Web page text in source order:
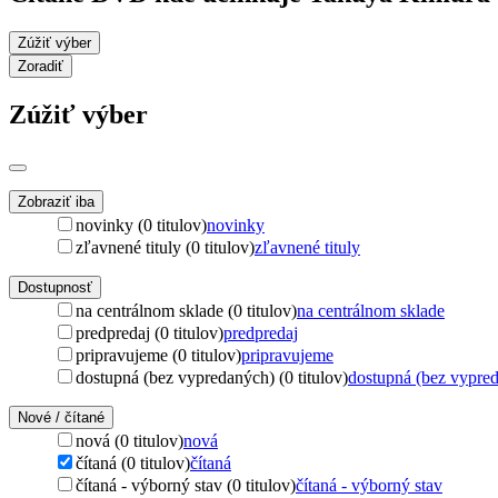
Zúžiť výber
Zoradiť
Zúžiť výber
Zobraziť iba
novinky (0 titulov)novinky
zľavnené tituly (0 titulov)zľavnené tituly
Dostupnosť
na centrálnom sklade (0 titulov)na centrálnom sklade
predpredaj (0 titulov)predpredaj
pripravujeme (0 titulov)pripravujeme
dostupná (bez vypredaných) (0 titulov)dostupná (bez
Nové / čítané
nová (0 titulov)nová
čítaná (0 titulov)čítaná
čítaná - výborný stav (0 titulov)čítaná - výborný stav